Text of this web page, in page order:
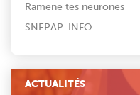
Ramene tes neurones
SNEPAP-INFO
ACTUALITÉS